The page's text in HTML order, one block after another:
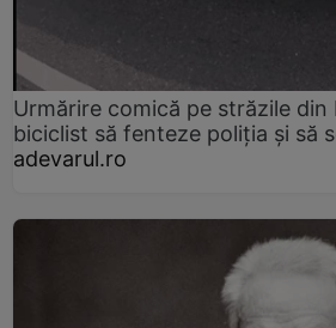
Urmărire comică pe străzile din
biciclist să fenteze poliția și să
adevarul.ro